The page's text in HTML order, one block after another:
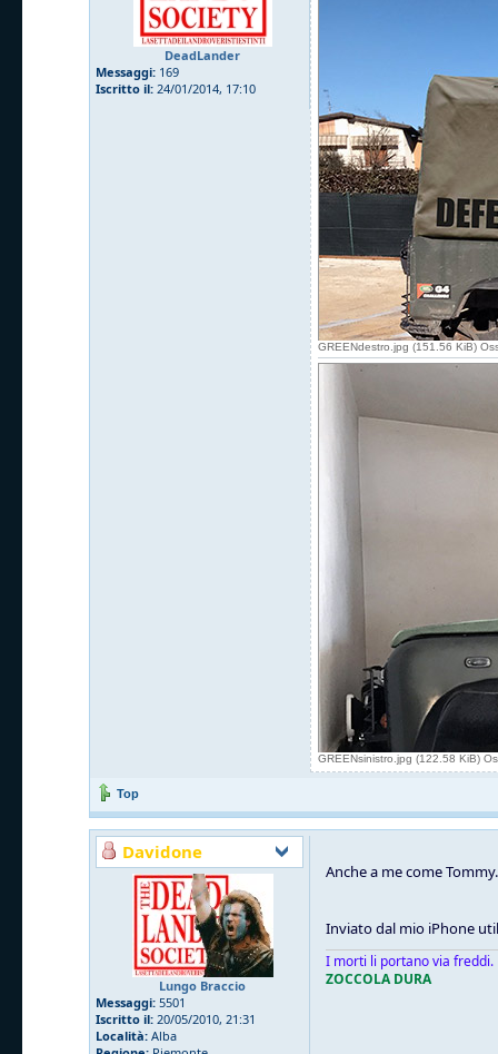
DeadLander
Messaggi: 169
Iscritto il: 24/01/2014, 17:10
GREENdestro.jpg (151.56 KiB)
GREENsinistro.jpg (122.58 KiB)
Top
Davidone
Lungo Braccio
Messaggi: 5501
Iscritto il: 20/05/2010, 21:31
Località: Alba
Anche a me come
Inviato dal mio iPhone
I morti li portano via freddi.
ZOCCOLA DURA